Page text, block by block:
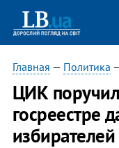
Главная — Политика
ЦИК
госреестре
избирателей